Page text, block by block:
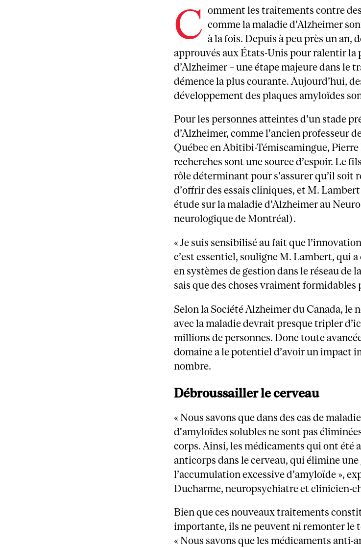
C omment les traitements contre
comme la maladie d’Alzheimer
à la fois. Depuis à peu près un an,
approuvés aux États-Unis pour ralentir la
d’Alzheimer – une étape majeure dans le
démence la plus courante. Aujourd’hui,
développement des plaques amyloïdes
Pour les personnes atteintes d’un stade
d’Alzheimer, comme l’ancien professeur
Québec en Abitibi-Témiscamingue,
recherches sont une source d’espoir. Le
rôle déterminant pour s’assurer qu’il soit
d’offrir des essais cliniques, et M.
étude sur la maladie d’Alzheimer au
neurologique de Montréal).
« Je suis sensibilisé au fait que
c’est essentiel, souligne M. Lambert, qui
en systèmes de gestion dans le réseau de
sais que des choses vraiment formidables
Selon la Société Alzheimer du Canada, le
avec la maladie devrait presque tripler
millions de personnes. Donc toute
domaine a le potentiel d’avoir un impact
nombre.
Débroussailler le cerveau
« Nous savons que dans des cas de
d'amyloïdes solubles ne sont pas
corps. Ainsi, les médicaments qui ont été
anticorps dans le cerveau, qui élimine
l’accumulation excessive d’amyloïde »,
Ducharme, neuropsychiatre et clinicien-
Bien que ces nouveaux traitements
importante, ils ne peuvent ni remonter le
« Nous savons que les médicaments